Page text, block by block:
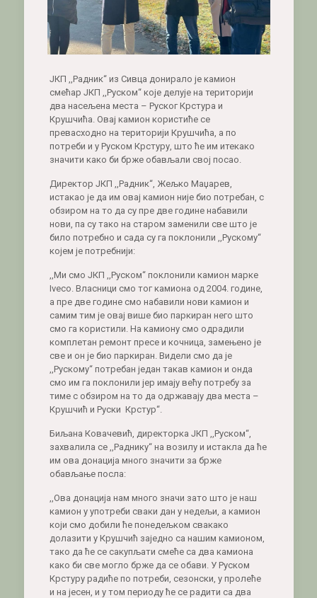
ЈКП ,,Радник“ из Сивца донирало је камион
смећар ЈКП ,,Руском“ које делује на територији
два насељена места – Руског Крстура и
Крушчића. Овај камион користиће се
превасходно на територији Крушчића, а по
потреби и у Руском Крстуру, што ће им итекако
значити како би брже обављали свој посао.
Директор ЈКП ,,Радник“, Жељко Маџарев,
истакао је да им овај камион није био потребан, с
обзиром на то да су пре две године набавили
нови, па су тако на старом заменили све што је
било потребно и сада су га поклонили ,,Рускому“
којем је потребнији:
,,Ми смо ЈКП ,,Руском“ поклонили камион марке
Iveco. Власници смо тог камиона од 2004. године,
а пре две године смо набавили нови камион и
самим тим је овај више био паркиран него што
смо га користили. На камиону смо одрадили
комплетан ремонт пресе и кочница, замењено је
све и он је био паркиран. Видели смо да је
,,Рускому“ потребан један такав камион и онда
смо им га поклонили јер имају већу потребу за
тиме с обзиром на то да одржавају два места –
Крушчић и Руски Крстур“.
Биљана Ковачевић, директорка ЈКП ,,Руском“,
захвалила се ,,Раднику“ на возилу и истакла да ће
им ова донација много значити за брже
обављање посла:
,,Ова донација нам много значи зато што је наш
камион у употреби сваки дан у недељи, а камион
који смо добили ће понедељком свакако
долазити у Крушчић заједно са нашим камионом,
тако да ће се сакупљати смеће са два камиона
како би све могло брже да се обави. У Руском
Крстуру радиће по потреби, сезонски, у пролеће
и на јесен, и у том периоду ће се радити са два